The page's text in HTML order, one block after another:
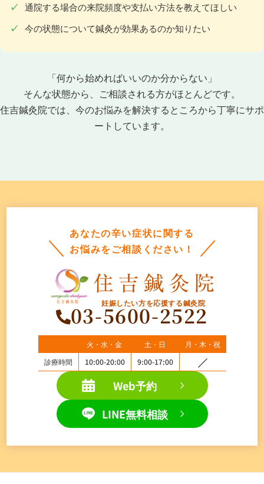
通院する場合の来院頻度や支払い方法を教えてほしい
今の状態について鍼灸が効果あるのか知りたい
「何から始めればいいのか分からない」
そんな状態から、ご相談される方がほとんどです。
住吉鍼灸院では、今のお悩みを解決するところから丁寧にサポ
ートしています。
あなたの辛い症状に関する
お悩みをご相談ください！
妊娠したい方を応援する鍼灸院
03-5600-2522
火・水・金 土・日
月・木・祝
診療時間
10:00-20:00 9:00-17:00
Web予約
LINE無料相談